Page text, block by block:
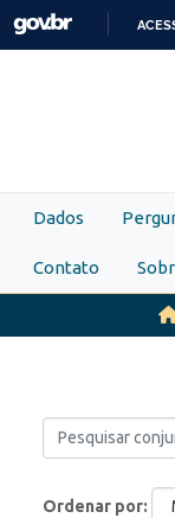
Skip to main content
Dados
Contato
Ordenar por